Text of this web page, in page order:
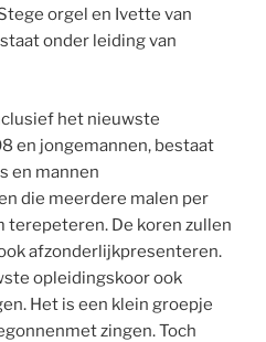
orgel en Ivette van
onder leiding van
het nieuwste
en jongemannen, bestaat
en mannen
die meerdere malen per
terepeteren. De koren zullen
afzonderlijkpresenteren.
opleidingskoor ook
Het is een klein groepje
zingen. Toch